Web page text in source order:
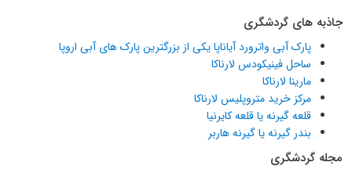
جاذبه های گردشگری
پارک آبی واترورد آیاناپا یکی از بزرگترین پارک های آبی اروپا
ساحل فینیکودس لارناکا
مارینا لارناکا
مرکز خرید متروپلیس لارناکا
قلعه گیرنه یا قلعه کایرنیا
بندر گیرنه یا گیرنه هاربر
مجله گردشگری